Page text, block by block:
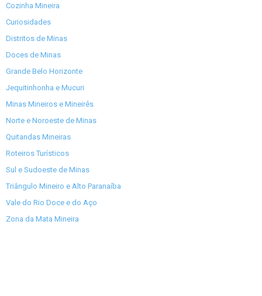
Cozinha Mineira
Curiosidades
Distritos de Minas
Doces de Minas
Grande Belo Horizonte
Jequitinhonha e Mucuri
Minas Mineiros e Mineirês
Norte e Noroeste de Minas
Quitandas Mineiras
Roteiros Turísticos
Sul e Sudoeste de Minas
Triângulo Mineiro e Alto Paranaíba
Vale do Rio Doce e do Aço
Zona da Mata Mineira